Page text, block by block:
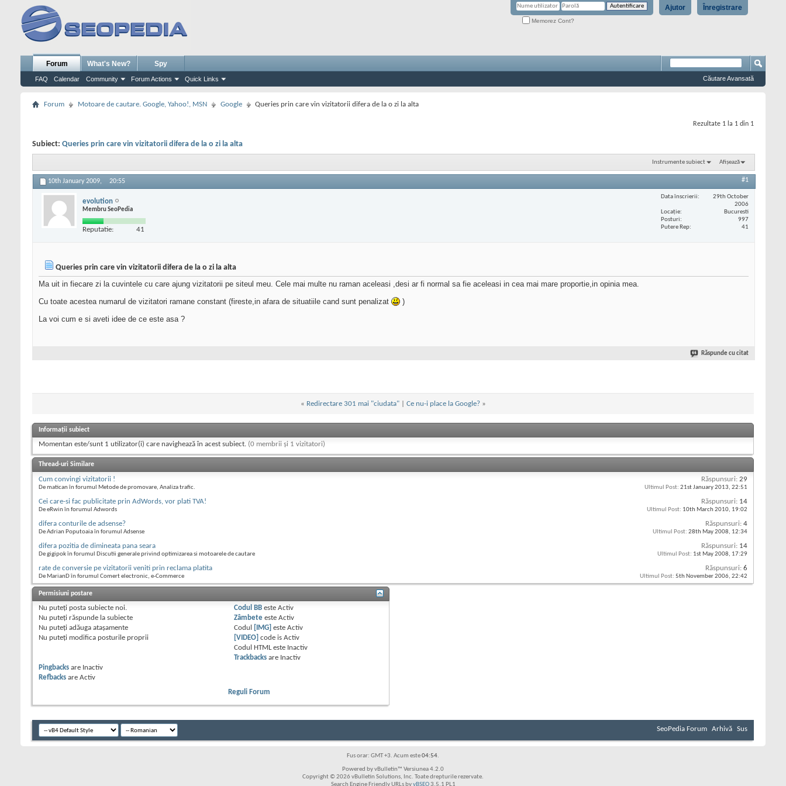
Înregistrare
Ajutor
Memorez Cont?
Forum
FAQ Calendar Community Forum Actions Quick Links
What's New? Spy
Căutare Avansată
Forum Motoare de cautare. Google, Yahoo!, MSN Google Queries prin care vin vizitatorii difera de la o zi la alta
Rezultate 1 la 1 din 1
Subiect: Queries prin care vin vizitatorii difera de la o zi la alta
Instrumente subiect Afișează
10th January 2009, 20:55 #1
evolution
Membru SeoPedia
Reputatie: 41
Data înscrierii
29th October
2006
Locaţie
Bucuresti
Posturi
997
Putere Rep
41
Queries prin care vin vizitatorii difera de la o zi la alta
Ma uit in fiecare zi la cuvintele cu care ajung vizitatorii pe siteul meu. Cele mai multe nu raman aceleasi ,desi ar fi normal sa fie aceleasi in cea mai mare proportie,in opinia mea.
Cu toate acestea numarul de vizitatori ramane constant (fireste,in afara de situatiile cand sunt penalizat
)
La voi cum e si aveti idee de ce este asa ?
Răspunde cu citat
« Redirectare 301 mai "ciudata"| Ce nu-i place la Google? »
Informații subiect
Momentan este/sunt 1 utilizator(i) care navighează în acest subiect. (0 membrii și 1 vizitatori)
Thread-uri Similare
Cum convingi vizitatorii !
De matican în forumul Metode de promovare, Analiza trafic.
Răspunsuri: 29
Ultimul Post: 21st January 2013, 22:51
Cei care-si fac publicitate prin AdWords, vor plati TVA!
De eRwin în forumul Adwords
Răspunsuri: 14
Ultimul Post: 10th March 2010, 19:02
difera conturile de adsense?
De Adrian Poputoaia în forumul Adsense
Răspunsuri: 4
Ultimul Post: 28th May 2008, 12:34
difera pozitia de dimineata pana seara
De gigipok în forumul Discutii generale privind optimizarea si motoarele de cautare
Răspunsuri: 14
Ultimul Post: 1st May 2008, 17:29
rate de conversie pe vizitatorii veniti prin reclama platita
De MarianD în forumul Comert electronic, e-Commerce
Răspunsuri: 6
Ultimul Post: 5th November 2006, 22:42
Permisiuni postare
Nu puteţi posta subiecte noi.
Nu puteţi răspunde la subiecte
Nu puteţi adăuga ataşamente
Nu puteţi modifica posturile proprii
Codul BB esteActiv
Zâmbete esteActiv
Codul
[IMG] esteActiv
[VIDEO] code isActiv
Codul HTML este Inactiv
Trackbacks are Inactiv
Pingbacks are Inactiv
Refbacks are Activ
Reguli Forum
SeoPedia Forum Arhivă Sus
Fus orar: GMT +3. Acum este04:54.
Powered by vBulletin™ Versiunea 4.2.0
Copyright © 2026 vBulletin Solutions, Inc. Toate drepturile rezervate.